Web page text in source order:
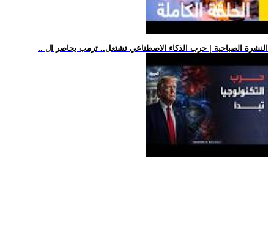
.. النشرة الصباحية | حرب الذكاء الاصطناعي تشتعل.. ترمب يحاصر ال